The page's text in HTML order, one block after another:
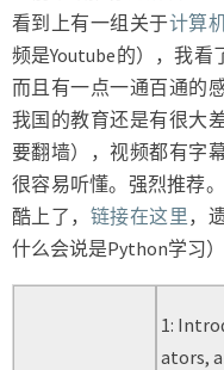
看到上有一组关于计算
频是Youtube的），我看
而且有一点一通百通的
我国的教育还是有很大
要翻墙），视频都有字
很容易听懂。强烈推荐
酷上了， 链接在这里，
什么会说是Python学习）
1:
ators,